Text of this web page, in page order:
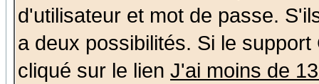
d'utilisateur et mot de passe.
a deux possibilités. Si le
cliqué sur le lien J'ai moins de